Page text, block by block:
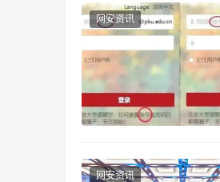
网安资讯
网安资讯